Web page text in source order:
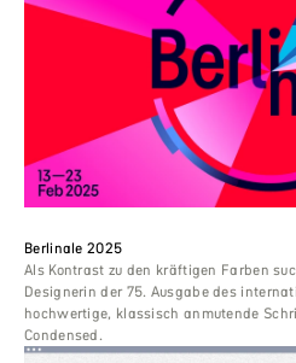
Berlinale 2025
Als Kontrast zu den kräftigen Farben
Designerin der 75. Ausgabe des
hochwertige, klassisch anmutende
Condensed.